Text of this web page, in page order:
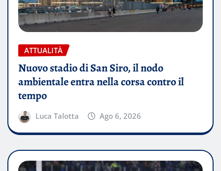
ATTUALITÀ
Nuovo stadio di San Siro, il nodo
ambientale entra nella corsa contro il
tempo
Luca Talotta Ago 6, 2026